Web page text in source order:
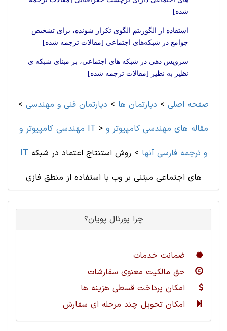
شده]
استفاده از الگوریتم الگوی تکرار شونده، برای تشخیص
جوامع در شبکه‌های اجتماعی [مقالات ترجمه شده]
سرویس دهی در شبکه های اجتماعی، بر مبنای شبکه ی
نظیر به نظیر [مقالات ترجمه شده]
صفحه اصلی > دپارتمان ها > دپارتمان فنی و مهندسی >
مهندسی کامپیوتر و IT > مقاله های مهندسی کامپیوتر و
IT و ترجمه فارسی آنها > روش استنتاج اعتماد در شبکه
های اجتماعی مبتنی بر وب با استفاده از منطق فازی
چرا پورتال پویان؟
ضمانت خدمات
حق مالکیت معنوی سفارشات
امکان پرداخت قسطی هزینه ها
امکان تحویل چند مرحله ای سفارش